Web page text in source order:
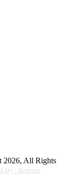
2026, All Rights
By : Resham